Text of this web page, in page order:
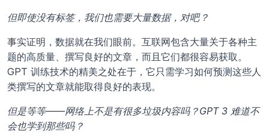
但即使没有标签，我们也需要大量数据，对吧？
事实证明，数据就在我们眼前。互联网包含大量关于各种主
题的高质量、撰写良好的文章，而且它们都很容易获取。
GPT 训练技术的精美之处在于，它只需学习如何预测这些人
类撰写的文章就能取得良好的表现。
但是等等——网络上不是有很多垃圾内容吗？GPT 3 难道不
会也学到那些吗？